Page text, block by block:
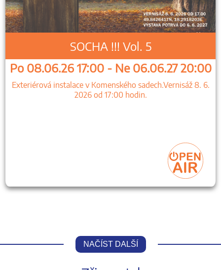
SOCHA !!! Vol. 5
Po 08.06.26 17:00 - Ne 06.06.27 20:00
Exteriérová instalace v Komenského sadech.Vernisáž 8. 6.
2026 od 17:00 hodin.
NAČÍST DALŠÍ